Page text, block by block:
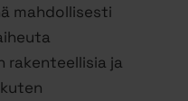
mahdollisesti
rakenteellisia ja